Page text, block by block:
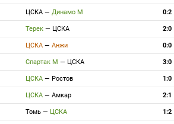
ЦСКА — Динамо М 0:2
Терек — ЦСКА 2:0
ЦСКА — Анжи 0:0
Спартак М — ЦСКА 3:0
ЦСКА — Ростов 1:0
ЦСКА — Амкар 2:1
Томь — ЦСКА 1:2